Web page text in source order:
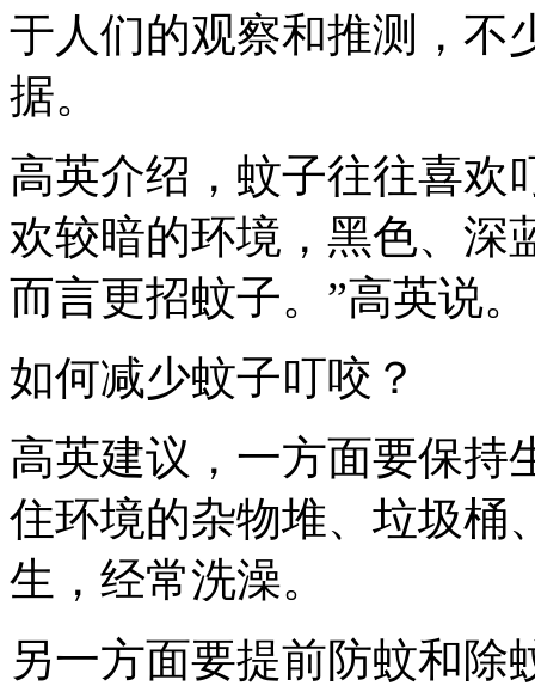
于人们的观察和推测，不
据。
高英介绍，蚊子往往喜欢
欢较暗的环境，黑色、深
而言更招蚊子。”高英说。
如何减少蚊子叮咬？
高英建议，一方面要保持
住环境的杂物堆、垃圾桶
生，经常洗澡。
另一方面要提前防蚊和除